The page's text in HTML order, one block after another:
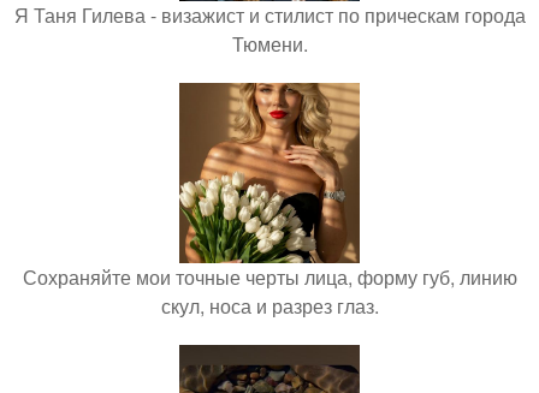
Я Таня Гилева - визажист и стилист по прическам города
Тюмени.
Сохраняйте мои точные черты лица, форму губ, линию
скул, носа и разрез глаз.